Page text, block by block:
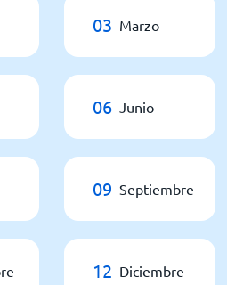
03 Marzo
06 Junio
09 Septiembre
12 Diciembre